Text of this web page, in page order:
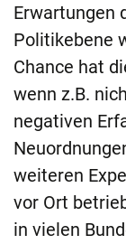
Erwartungen
Politikebene
Chance hat
wenn z.B.
negativen
weiteren
vor Ort
in vielen